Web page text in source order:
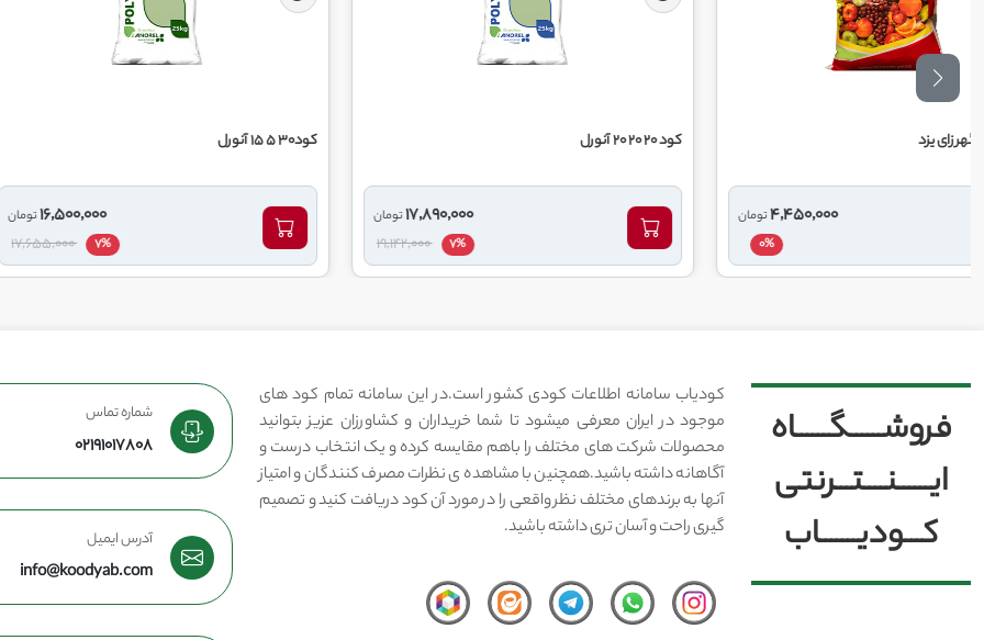
17,890,000
7%
19,142,000
16,500,000
7%
17,655,000
فروشــــــگــــــاه
ایــــــنــــتـــرنتی
کـــودیـــــــاب
کودیاب سامانه اطلاعات کودی کشور است.در این سامانه تمام کود های
موجود در ایران معرفی میشود تا شما خریداران و کشاورزان عزیز بتوانید
محصولات شرکت های مختلف را باهم مقایسه کرده و یک انتخاب درست و
آگاهانه داشته باشید.همچنین با مشاهده ی نظرات مصرف کنندگان و امتیاز
آنها به برندهای مختلف نظر واقعی را در مورد آن کود دریافت کنید و تصمیم
گیری راحت و آسان تری داشته باشید.
شماره تماس
02191017808
آدرس ایمیل
info@koodyab.com